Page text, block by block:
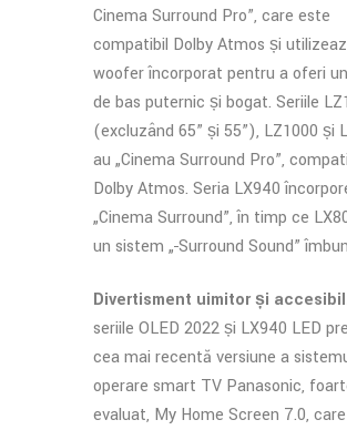
Cinema Surround Pro”, care este
compatibil Dolby Atmos și
woofer încorporat pentru a oferi
de bas puternic și bogat. Seriile
(excluzând 65” și 55”), LZ1000 și
au „Cinema Surround Pro”,
Dolby Atmos. Seria LX940
„Cinema Surround”, în timp ce
un sistem „ Surround Sound”
Divertisment uimitor și
seriile OLED 2022 și LX940 LED
cea mai recentă versiune a
operare smart TV Panasonic,
evaluat, My Home Screen 7.0, care